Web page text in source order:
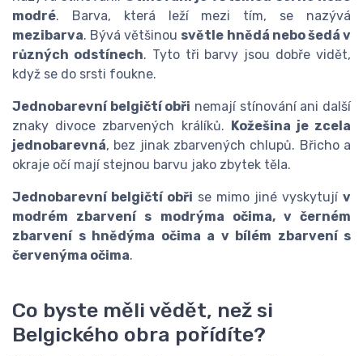
modré. Barva, která leží mezi tím, se nazývá
mezibarva. Bývá většinou světle hnědá nebo šedá v
různých odstínech. Tyto tři barvy jsou dobře vidět,
když se do srsti foukne.
Jednobarevní belgičtí obři nemají stínování ani další
znaky divoce zbarvených králíků. Kožešina je zcela
jednobarevná, bez jinak zbarvených chlupů. Břicho a
okraje očí mají stejnou barvu jako zbytek těla.
Jednobarevní belgičtí obři se mimo jiné vyskytují v
modrém zbarvení s modrýma očima, v černém
zbarvení s hnědýma očima a v bílém zbarvení s
červenýma očima.
Co byste měli vědět, než si
Belgického obra pořídíte?